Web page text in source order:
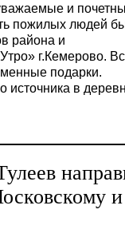
и
пожилых людей
района и
г.Кемерово.
подарки.
источника в
и